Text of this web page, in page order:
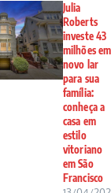
Julia
Roberts
investe 43
milhões em
novo lar
para sua
família:
conheça a
casa em
estilo
vitoriano
em São
Francisco